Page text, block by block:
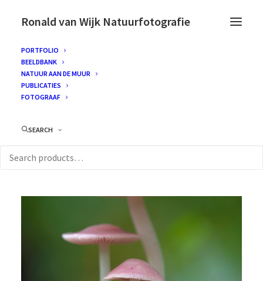
Ronald van Wijk Natuurfotografie
PORTFOLIO
BEELDBANK
NATUUR AAN DE MUUR
PUBLICATIES
FOTOGRAAF
SEARCH